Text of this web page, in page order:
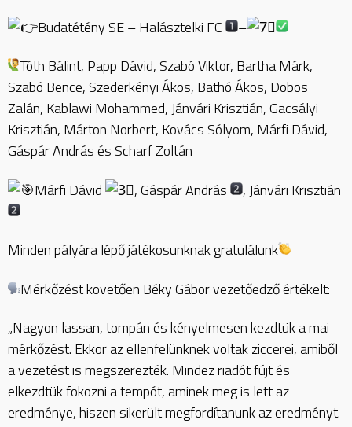
Budatétény SE – Halásztelki FC
–
Tóth Bálint, Papp Dávid, Szabó Viktor, Bartha Márk,
Szabó Bence, Szederkényi Ákos, Bathó Ákos, Dobos
Zalán, Kablawi Mohammed, Jánvári Krisztián, Gacsályi
Krisztián, Márton Norbert, Kovács Sólyom, Márfi Dávid,
Gáspár András és Scharf Zoltán
Márfi Dávid
, Gáspár András , Jánvári Krisztián
Minden pályára lépő játékosunknak gratulálunk
Mérkőzést követően Béky Gábor vezetőedző értékelt:
„Nagyon lassan, tompán és kényelmesen kezdtük a mai
mérkőzést. Ekkor az ellenfelünknek voltak ziccerei, amiből
a vezetést is megszerezték. Mindez riadót fújt és
elkezdtük fokozni a tempót, aminek meg is lett az
eredménye, hiszen sikerült megfordítanunk az eredményt.